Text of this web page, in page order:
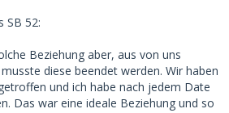
SB 52:
Beziehung aber, aus von uns
diese beendet werden. Wir haben
und ich habe nach jedem Date
Das war eine ideale Beziehung und so